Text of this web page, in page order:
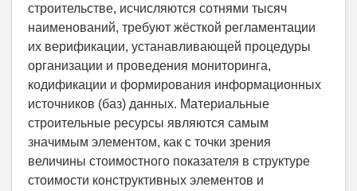
строительстве, исчисляются сотнями тысяч
наименований, требуют жёсткой регламентации
их верификации, устанавливающей процедуры
организации и проведения мониторинга,
кодификации и формирования информационных
источников (баз) данных. Материальные
строительные ресурсы являются самым
значимым элементом, как с точки зрения
величины стоимостного показателя в структуре
стоимости конструктивных элементов и